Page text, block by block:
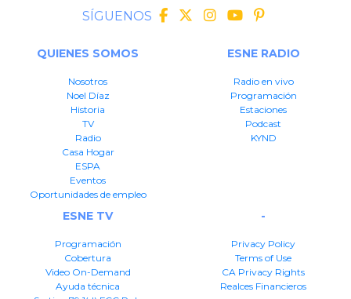
SÍGUENOS
QUIENES SOMOS
Nosotros
Noel Díaz
Historia
TV
Radio
Casa Hogar
ESPA
Eventos
Oportunidades de empleo
ESNE RADIO
Radio en vivo
Programación
Estaciones
Podcast
KYND
ESNE TV
Programación
Cobertura
Video On-Demand
Ayuda técnica
-
Privacy Policy
Terms of Use
CA Privacy Rights
Realces Financieros